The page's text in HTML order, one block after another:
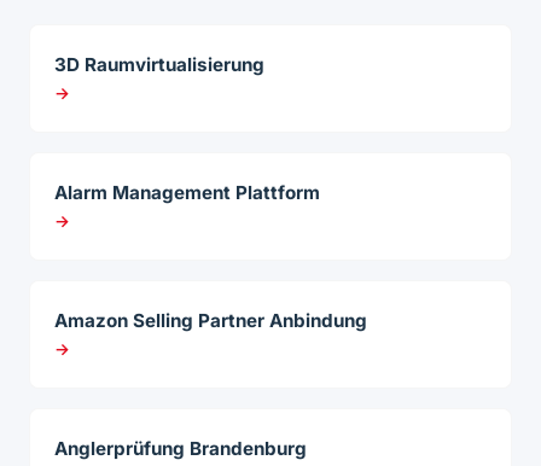
3D Raumvirtualisierung
→
Alarm Management Plattform
→
Amazon Selling Partner Anbindung
→
Anglerprüfung Brandenburg